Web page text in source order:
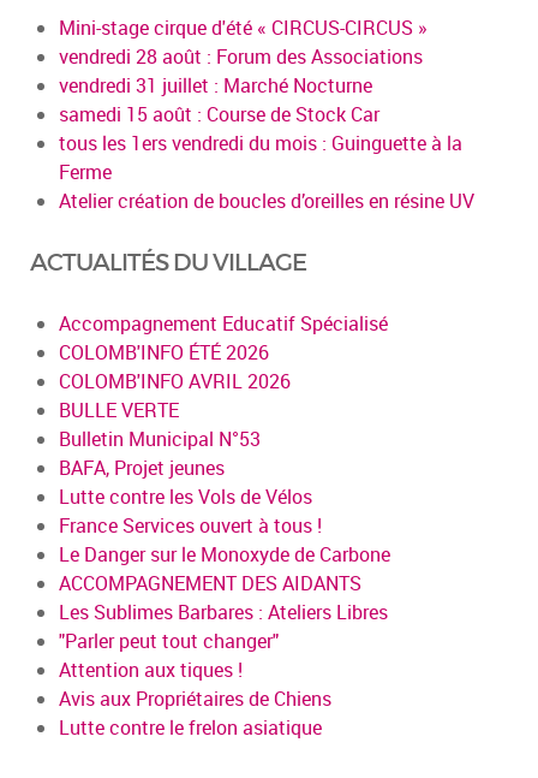
Mini-stage cirque d'été « CIRCUS-CIRCUS »
vendredi 28 août : Forum des Associations
vendredi 31 juillet : Marché Nocturne
samedi 15 août : Course de Stock Car
tous les 1ers vendredi du mois : Guinguette à la
Ferme
Atelier création de boucles d’oreilles en résine UV
ACTUALITÉS DU VILLAGE
Accompagnement Educatif Spécialisé
COLOMB'INFO ÉTÉ 2026
COLOMB'INFO AVRIL 2026
BULLE VERTE
Bulletin Municipal N°53
BAFA, Projet jeunes
Lutte contre les Vols de Vélos
France Services ouvert à tous !
Le Danger sur le Monoxyde de Carbone
ACCOMPAGNEMENT DES AIDANTS
Les Sublimes Barbares : Ateliers Libres
"Parler peut tout changer"
Attention aux tiques !
Avis aux Propriétaires de Chiens
Lutte contre le frelon asiatique